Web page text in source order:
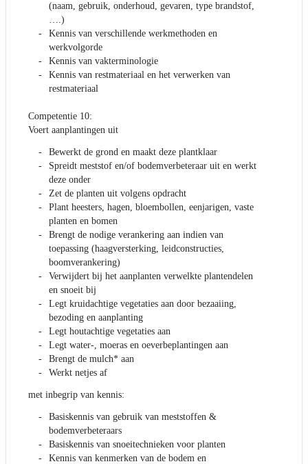
(naam, gebruik, onderhoud, gevaren, type brandstof,
….)
Kennis van verschillende werkmethoden en
werkvolgorde
Kennis van vakterminologie
Kennis van restmateriaal en het verwerken van
restmateriaal
Competentie 10:
Voert aanplantingen uit
Bewerkt de grond en maakt deze plantklaar
Spreidt meststof en/of bodemverbeteraar uit en werkt
deze onder
Zet de planten uit volgens opdracht
Plant heesters, hagen, bloembollen, eenjarigen, vaste
planten en bomen
Brengt de nodige verankering aan indien van
toepassing (haagversterking, leidconstructies,
boomverankering)
Verwijdert bij het aanplanten verwelkte plantendelen
en snoeit bij
Legt kruidachtige vegetaties aan door bezaaiing,
bezoding en aanplanting
Legt houtachtige vegetaties aan
Legt water-, moeras en oeverbeplantingen aan
Brengt de mulch* aan
Werkt netjes af
met inbegrip van kennis:
Basiskennis van gebruik van meststoffen &
bodemverbeteraars
Basiskennis van snoeitechnieken voor planten
Kennis van kenmerken van de bodem en